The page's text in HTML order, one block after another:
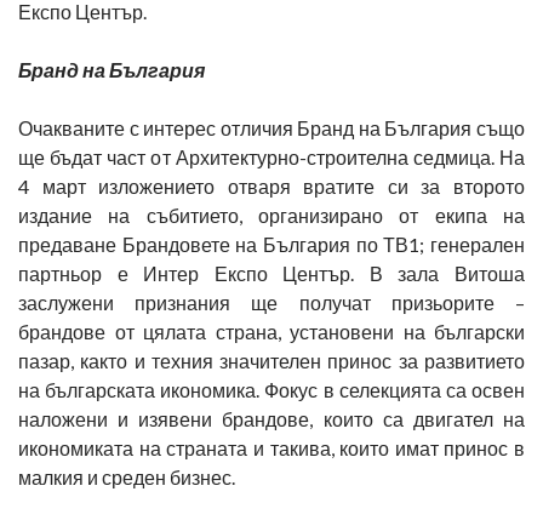
Експо Център.
Бранд на България
Очакваните с интерес отличия Бранд на България също
ще бъдат част от Архитектурно-строителна седмица. На
4 март изложението отваря вратите си за второто
издание на събитието, организирано от екипа на
предаване Брандовете на България по ТВ1; генерален
партньор е Интер Експо Център. В зала Витоша
заслужени признания ще получат призьорите –
брандове от цялата страна, установени на български
пазар, както и техния значителен принос за развитието
на българската икономика. Фокус в селекцията са освен
наложени и изявени брандове, които са двигател на
икономиката на страната и такива, които имат принос в
малкия и среден бизнес.